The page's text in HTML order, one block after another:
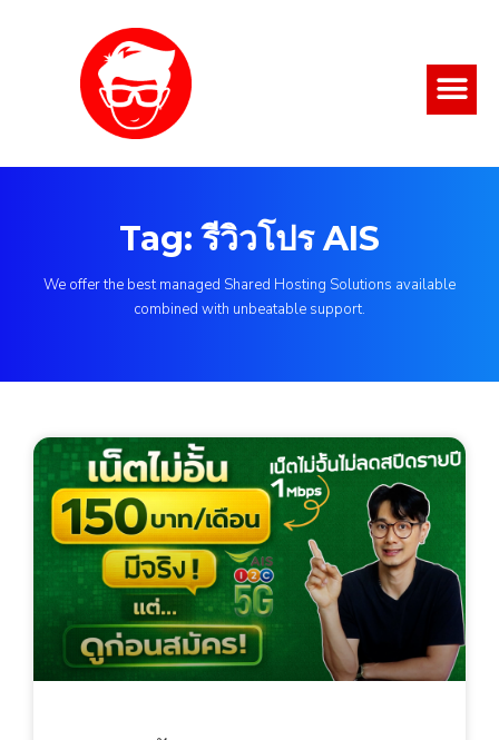
Tag: รีวิวโปร AIS
We offer the best managed Shared Hosting Solutions available
combined with unbeatable support.